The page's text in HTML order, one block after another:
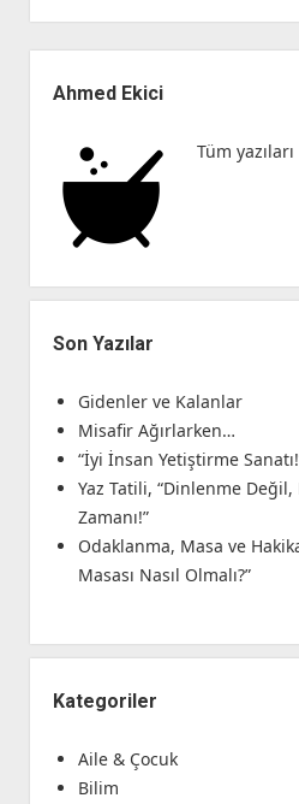
Kehanet
ve
Teorisi
Menü
Ahmed Ekici
Tüm yazıları
Son Yazılar
Gidenler ve Kalanlar
Misafir Ağırlarken…
“İyi İnsan Yetiştirme
Yaz Tatili, “Dinlenme
Zamanı!”
Odaklanma, Masa ve
Masası Nasıl Olmalı?”
Kategoriler
Aile & Çocuk
Bilim